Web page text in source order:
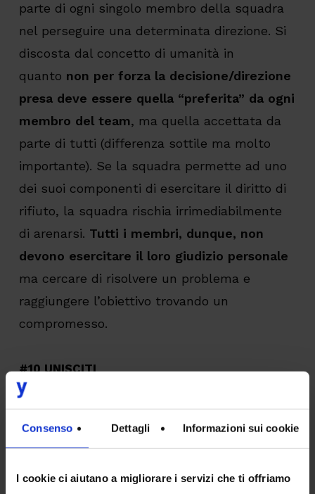
Consenso Dettagli Informazioni sui cookie
I cookie ci aiutano a migliorare i servizi che ti offriamo
parte di ogni singolo membro della squadra
nel perseguire una determinata direzione. Si
discosta dal concetto di umanità in
quanto non per forza la decisione/direzione
presa deve essere quella “preferita” da ogni
membro del team, ma quella accettata da
parte di tutti (differenza sottile ma molto
importante). Se la squadra permette ad uno
dei suoi componenti di esercitare il diritto di
rifiuto, la squadra rischia irrimediabilmente
di arenarsi. Tutti i membri, dunque, non
devono esercitare il loro giudizio personale
ma cercare di risolvere un problema e
raggiungere l’obiettivo trovando un
compromesso.
#10 UNISCITI
Le caratteristiche, il pensiero, la modalità di
degli individui che la costituiscono.
comportamento (caratterizzato da tutta una